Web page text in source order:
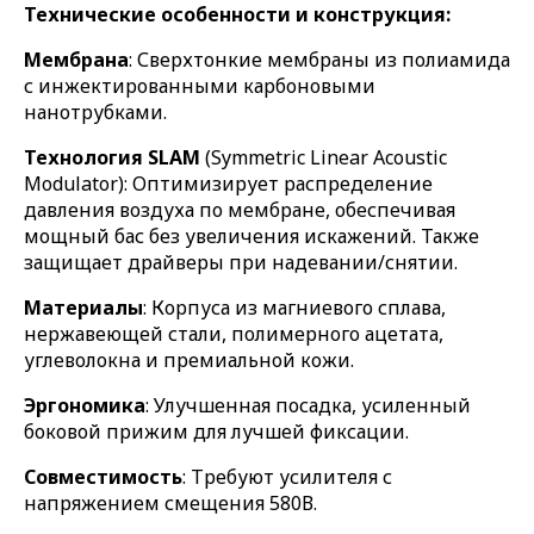
Технические особенности и конструкция:
Мембрана: Сверхтонкие мембраны из полиамида
с инжектированными карбоновыми
нанотрубками.
Технология SLAM (Symmetric Linear Acoustic
Modulator): Оптимизирует распределение
давления воздуха по мембране, обеспечивая
мощный бас без увеличения искажений. Также
защищает драйверы при надевании/снятии.
Материалы: Корпуса из магниевого сплава,
нержавеющей стали, полимерного ацетата,
углеволокна и премиальной кожи.
Эргономика: Улучшенная посадка, усиленный
боковой прижим для лучшей фиксации.
Совместимость: Требуют усилителя с
напряжением смещения 580В.